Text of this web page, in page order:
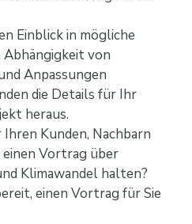
Einblick in mögliche
von
Anpassungen
die Details für Ihr
heraus.
Kunden, Nachbarn
Vortrag über
Klimawandel halten?
einen Vortrag für Sie